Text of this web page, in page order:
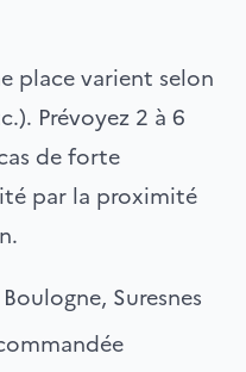
place varient selon
Prévoyez 2 à 6
de forte
par la proximité
Suresnes